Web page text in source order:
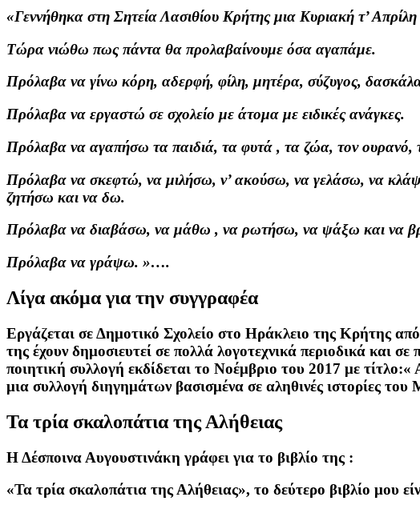
«Γεννήθηκα στη Σητεία Λασιθίου Κρήτης μια Κυριακή τ’
Τώρα νιώθω πως πάντα θα προλαβαίνουμε όσα αγαπάμε.
Πρόλαβα να γίνω κόρη, αδερφή, φίλη, μητέρα, σύζυγος,
Πρόλαβα να εργαστώ σε σχολείο με άτομα με ειδικές ανάγκες.
Πρόλαβα να αγαπήσω τα παιδιά, τα φυτά , τα ζώα, τον ουρανό,
Πρόλαβα να σκεφτώ, να μιλήσω, ν’ ακούσω, να γελάσω, να
ζητήσω και να δω.
Πρόλαβα να διαβάσω, να μάθω , να ρωτήσω, να ψάξω και να
Πρόλαβα να γράψω. »….
Λίγα ακόμα για την συγγραφέα
Εργάζεται σε Δημοτικό Σχολείο στο Ηράκλειο της Κρήτης
της έχουν δημοσιευτεί σε πολλά λογοτεχνικά περιοδικά και
ποιητική συλλογή εκδίδεται το Νοέμβριο του 2017 με
μια συλλογή διηγημάτων βασισμένα σε αληθινές ιστορίες
Τα τρία σκαλοπάτια της Αλήθειας
Η Δέσποινα Αυγουστινάκη γράφει για το βιβλίο της :
«Τα τρία σκαλοπάτια της Αλήθειας», το δεύτερο βιβλίο μου